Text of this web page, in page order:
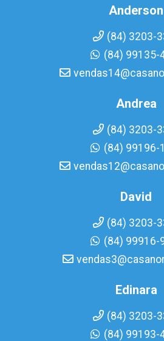
Anderson
(84) 3203-
(84) 99135-
Andrea
(84) 3203-
(84) 99196-
David
(84) 3203-
(84) 99916-
Edinara
(84) 3203-
(84) 99193-